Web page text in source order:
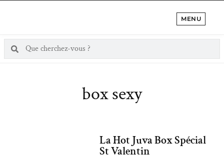
MENU
box sexy
La Hot Juva Box Spécial
St Valentin